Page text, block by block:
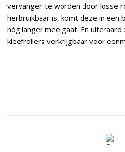
vervangen te worden door losse
herbruikbaar is, komt deze in een
nóg langer mee gaat. En
kleefrollers verkrijgbaar voor